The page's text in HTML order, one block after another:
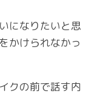
になりたいと思
かけられなかっ
クの前で話す内